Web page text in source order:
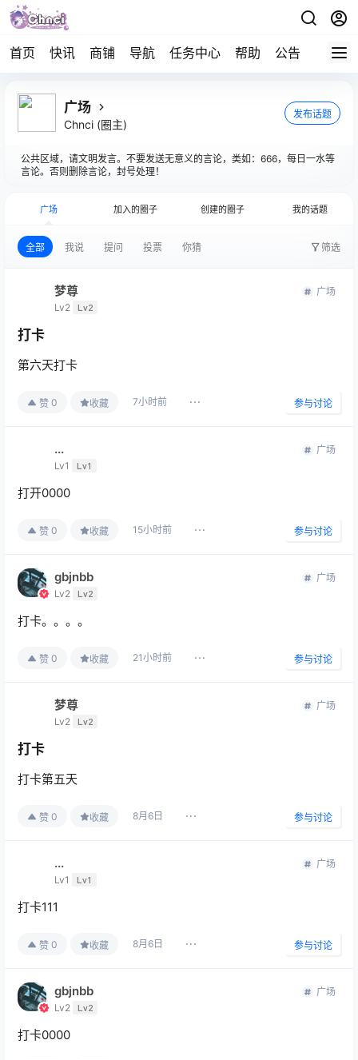
首页 快讯 商铺 导航 任务中心 帮助 公告 APP下
广场
Chnci (圈主)
发布话题
公共区域，请文明发言。不要发送无意义的言论，类如：666，每日一水等
言论。否则删除言论，封号处理！
广场 加入的圈子 创建的圈子 我的话题
全部 我说 提问 投票 你猜 筛选
梦尊
Lv2 Lv2
广场
打卡
第六天打卡
赞 0 收藏 7小时前 参与讨论
...
Lv1 Lv1
广场
打开0000
赞 0 收藏 15小时前 参与讨论
gbjnbb
Lv2 Lv2
广场
打卡。。。。
赞 0 收藏 21小时前 参与讨论
梦尊
Lv2 Lv2
广场
打卡
打卡第五天
赞 0 收藏 8月6日 参与讨论
...
Lv1 Lv1
广场
打卡111
赞 0 收藏 8月6日 参与讨论
gbjnbb
Lv2 Lv2
广场
打卡0000